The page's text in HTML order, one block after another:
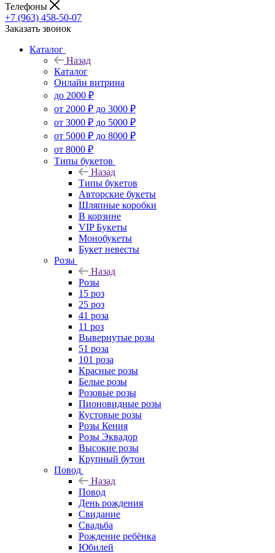
Телефоны
+7 (963) 458-50-07
Заказать звонок
Каталог
Назад
Каталог
Онлайн витрина
до 2000 ₽
от 2000 ₽ до 3000 ₽
от 3000 ₽ до 5000 ₽
от 5000 ₽ до 8000 ₽
от 8000 ₽
Типы букетов
Назад
Типы букетов
Авторские букеты
Шляпные коробки
В корзине
VIP Букеты
Монобукеты
Букет невесты
Розы
Назад
Розы
15 роз
25 роз
41 роза
11 роз
Вывернутые розы
51 роза
101 роза
Красные розы
Белые розы
Розовые розы
Пионовидные розы
Кустовые розы
Розы Кения
Розы Эквадор
Высокие розы
Крупный бутон
Повод
Назад
Повод
День рождения
Свидание
Свадьба
Рождение ребёнка
Юбилей